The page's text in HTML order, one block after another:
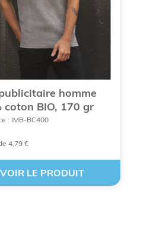
de
avec logo
homme
coton BIO, 170 gr
: IMB-BC400
4,79 €
VOIR LE PRODUIT